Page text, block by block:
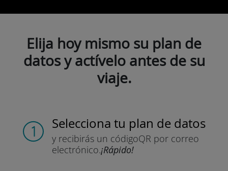
Elija hoy mismo su plan de
datos y actívelo antes de su
viaje.
Selecciona tu plan de datos
y recibirás un códigoQR por correo
electrónico.¡Rápido!